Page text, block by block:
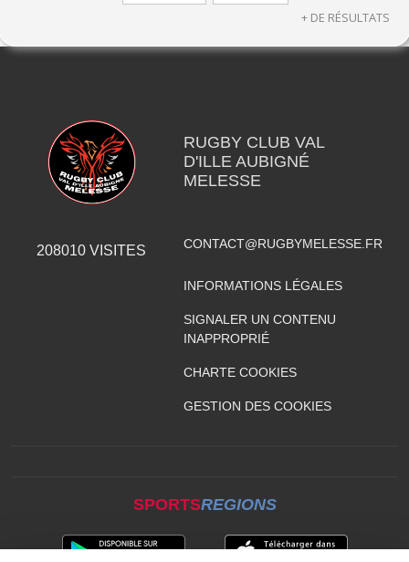
+ DE RÉSULTATS
208010 VISITES
RUGBY CLUB VAL
D'ILLE AUBIGNÉ
MELESSE
CONTACT@RUGBYMELESSE.FR
INFORMATIONS LÉGALES
SIGNALER UN CONTENU
INAPPROPRIÉ
CHARTE COOKIES
GESTION DES COOKIES
SPORTSREGIONS